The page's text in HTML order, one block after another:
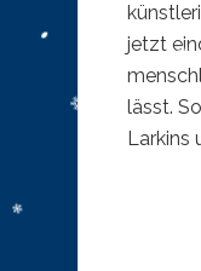
jetzt
lässt.
Larkins